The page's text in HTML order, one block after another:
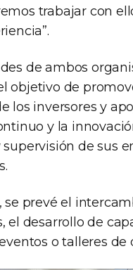
trabajar con
de ambos
objetivo de
los inversores y
y la
de sus
se prevé el
el desarrollo de
o talleres de